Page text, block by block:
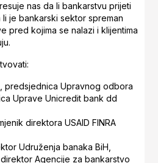
nas da li bankarstvu prijeti
je bankarski sektor spreman
pred kojima se nalazi i klijentima
predsjednica Upravnog odbora
Uprave Unicredit bank dd
direktora USAID FINRA
Udruženja banaka BiH,
Agencije za bankarstvo